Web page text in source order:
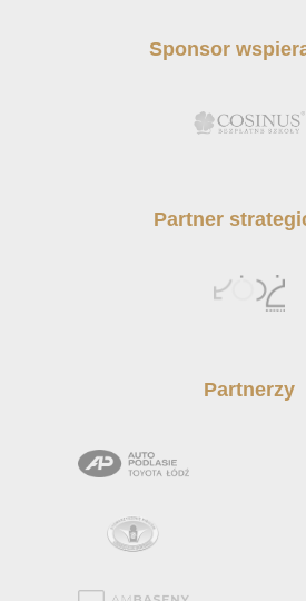
Sponsor
Partner
Partnerzy